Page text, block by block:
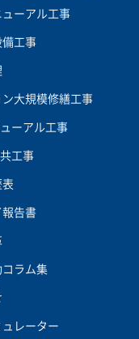
ューアル工事
工事
ン大規模修繕工事
ーアル工事
工事
表
報告書
コラム集
ュレーター